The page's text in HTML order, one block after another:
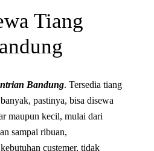
Tiang
Bandung. Tersedia tiang
pastinya, bisa disewa
maupun kecil, mulai dari
sampai ribuan,
custemer, tidak